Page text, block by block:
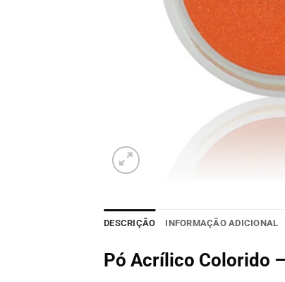
DESCRIÇÃO INFORMAÇÃO ADICIONAL
Pó Acrílico Colorido